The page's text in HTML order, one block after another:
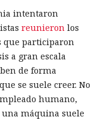
intentaron
reunieron los
que participaron
a gran escala
de forma
se suele creer. No
humano,
máquina suele